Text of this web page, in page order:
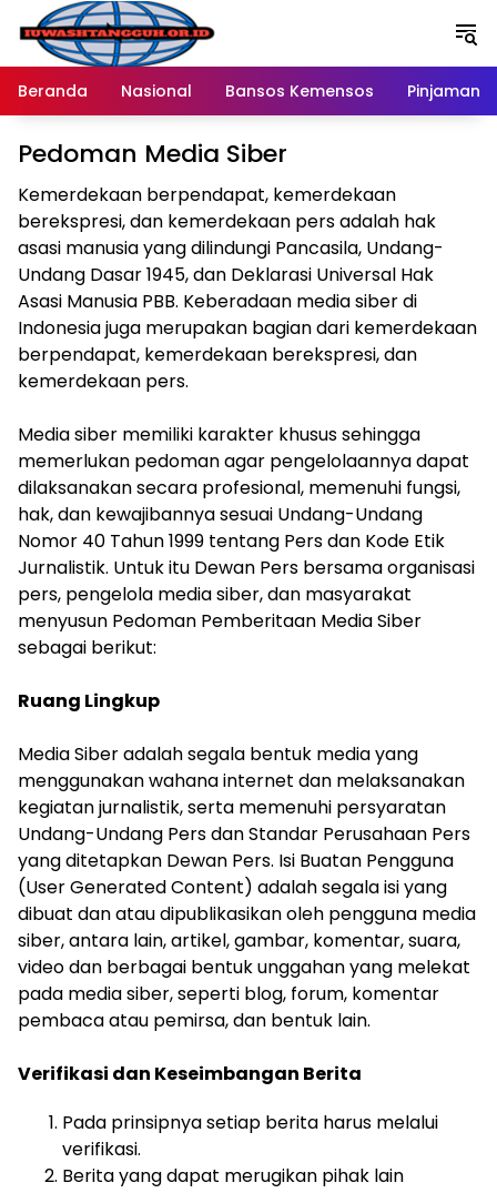
Langsung
konten
Beranda
Nasional Bansos Kemensos Pinjaman
Pedoman Media Siber
Kemerdekaan berpendapat, kemerdekaan
berekspresi, dan kemerdekaan pers adalah hak
asasi manusia yang dilindungi Pancasila, Undang-
Undang Dasar 1945, dan Deklarasi Universal Hak
Asasi Manusia PBB. Keberadaan media siber di
Indonesia juga merupakan bagian dari kemerdekaan
berpendapat, kemerdekaan berekspresi, dan
kemerdekaan pers.
Media siber memiliki karakter khusus sehingga
memerlukan pedoman agar pengelolaannya dapat
dilaksanakan secara profesional, memenuhi fungsi,
hak, dan kewajibannya sesuai Undang-Undang
Nomor 40 Tahun 1999 tentang Pers dan Kode Etik
Jurnalistik. Untuk itu Dewan Pers bersama organisasi
pers, pengelola media siber, dan masyarakat
menyusun Pedoman Pemberitaan Media Siber
sebagai berikut:
Ruang Lingkup
Media Siber adalah segala bentuk media yang
menggunakan wahana internet dan melaksanakan
kegiatan jurnalistik, serta memenuhi persyaratan
Undang-Undang Pers dan Standar Perusahaan Pers
yang ditetapkan Dewan Pers. Isi Buatan Pengguna
(User Generated Content) adalah segala isi yang
dibuat dan atau dipublikasikan oleh pengguna media
siber, antara lain, artikel, gambar, komentar, suara,
video dan berbagai bentuk unggahan yang melekat
pada media siber, seperti blog, forum, komentar
pembaca atau pemirsa, dan bentuk lain.
Verifikasi dan Keseimbangan Berita
Pada prinsipnya setiap berita harus melalui
verifikasi.
Berita yang dapat merugikan pihak lain